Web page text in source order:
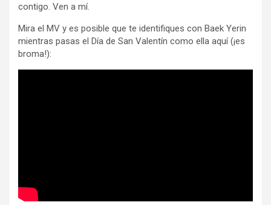
contigo. Ven a mí.
Mira el MV y es posible que te identifiques con Baek Yerin
mientras pasas el Día de San Valentín como ella aquí (¡es
broma!):